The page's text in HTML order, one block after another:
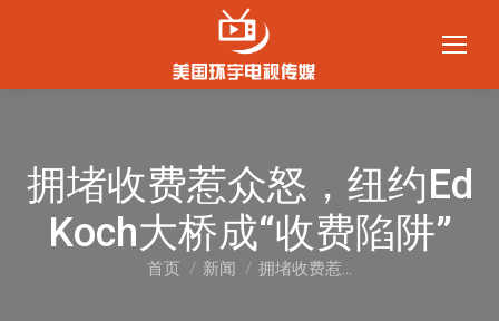
拥堵收费惹众怒，纽约Ed
Koch大桥成“收费陷阱”
您在这里：
首页 新闻 拥堵收费惹…